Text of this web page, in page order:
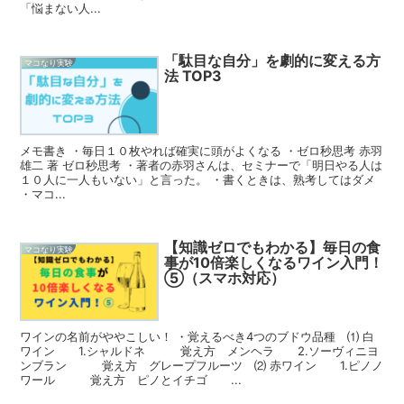
「悩まない人...
マコなり実験
「駄目な自分」を劇的に変える方
法 TOP3
メモ書き ・毎日１０枚やれば確実に頭がよくなる ・ゼロ秒思考 赤羽
雄二 著 ゼロ秒思考 ・著者の赤羽さんは、セミナーで「明日やる人は
１０人に一人もいない」と言った。 ・書くときは、熟考してはダメ
・マコ...
マコなり実験
【知識ゼロでもわかる】毎日の食
事が10倍楽しくなるワイン入門！
⑤（スマホ対応）
ワインの名前がややこしい！ ・覚えるべき4つのブドウ品種 ⑴ 白
ワイン 1.シャルドネ 覚え方 メンヘラ 2.ソーヴィニヨ
ンブラン 覚え方 グレープフルーツ ⑵ 赤ワイン 1.ピノノ
ワール 覚え方 ピノとイチゴ ...